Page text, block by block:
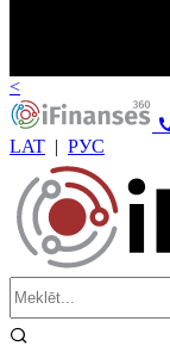
<
LAT | РУС